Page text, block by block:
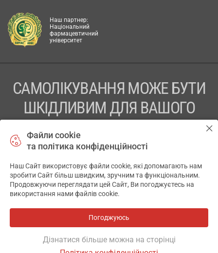
Наш партнер:
Національний
фармацевтичний
університет
САМОЛІКУВАННЯ МОЖЕ БУТИ
ШКІДЛИВИМ ДЛЯ ВАШОГО
ПЕРЕД ЗАСТОСУВАННЯМ ПРЕПАРАТУ ПРОКОНСУЛЬТУЙТЕСЬ
ТОВ «АПТЕКА 911.ЮА» Код ЄДРПОУ 43631965.
Відмова від відповідальності
© 2014-2026. Медична інформаційна система АПТЕКА911.ЮА
Файли cookie
та політика конфіденційності
Наш Сайт використовує файли cookie, які допомагають нам
зробити Сайт більш швидким, зручним та функціональним.
Продовжуючи переглядати цей Сайт, Ви погоджуєтесь на
використання нами файлів cookie.
Погоджуюсь
Дізнатися більше можна на сторінці
✕